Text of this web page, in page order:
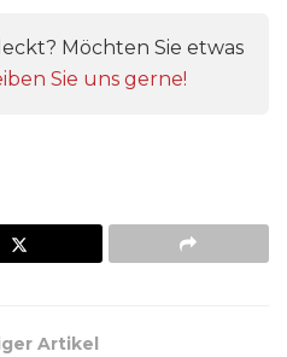
Möchten Sie etwas
Sie uns gerne!
Artikel